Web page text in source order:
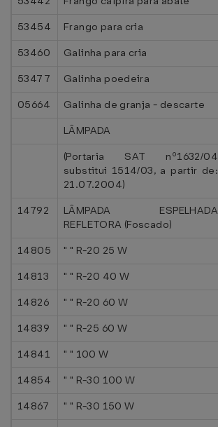
53454
Frango para cria
53460
Galinha para cria
53477
Galinha poedeira
05664
Galinha de granja - descarte
LÂMPADA
(Portaria SAT nº1632/04
substitui 1514/03, a partir de:
21.07.2004)
14792
LÂMPADA ESPELHADA
REFLETORA (Foscado)
14805
" " R-20 25 W
14813
" " R-20 40 W
14826
" " R-20 60 W
14839
" " R-25 60 W
14841
" " 100 W
14854
" " R-30 100 W
14867
" " R-30 150 W